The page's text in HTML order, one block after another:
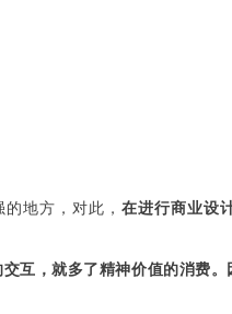
地方，对此， 在进行商业设
互，就多了精神价值的消费